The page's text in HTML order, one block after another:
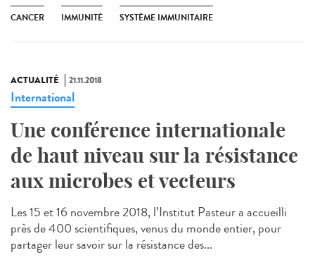
CANCER IMMUNITÉ SYSTÈME IMMUNITAIRE
ACTUALITÉ 21.11.2018
International
Une conférence internationale
de haut niveau sur la résistance
aux microbes et vecteurs
Les 15 et 16 novembre 2018, l’Institut Pasteur a accueilli
près de 400 scientifiques, venus du monde entier, pour
partager leur savoir sur la résistance des...